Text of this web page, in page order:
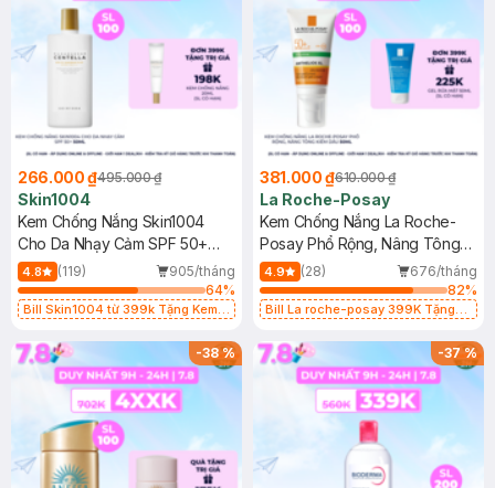
266.000 ₫495.000 ₫
Skin1004
Kem Chống Nắng Skin1004
Cho Da Nhạy Cảm SPF 50+
50ml
4.8 (119)
905/tháng
64%
Bill Skin1004 từ 399k Tặng Kem
SPF 50+ 20ml (SL Có Hạn)
381.000 ₫610.000 ₫
La Roche-Posay
Kem Chống Nắng La Roche-
Posay Phổ Rộng, Nâng Tông
Kiềm Dầu 50ml
4.9 (28)
676/tháng
82%
Bill La roche-posay 399K Tặng
(SL có hạn)
-38% -37%